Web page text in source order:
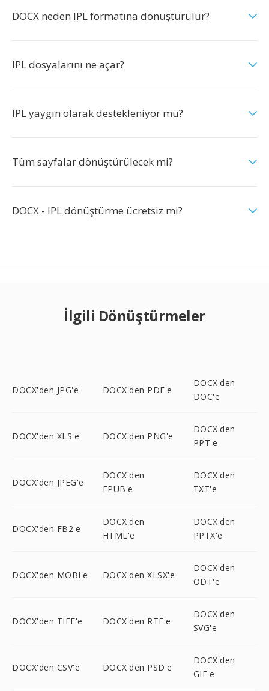
DOCX neden IPL formatına dönüştürülür?
IPL dosyalarını ne açar?
IPL yaygın olarak destekleniyor mu?
Tüm sayfalar dönüştürülecek mi?
DOCX - IPL dönüştürme ücretsiz mi?
İlgili Dönüştürmeler
DOCX'den JPG'e DOCX'den PDF'e
DOCX'den
DOC'e
DOCX'den XLS'e DOCX'den PNG'e
DOCX'den
PPT'e
DOCX'den JPEG'e
DOCX'den
EPUB'e
DOCX'den
TXT'e
DOCX'den FB2'e
DOCX'den
HTML'e
DOCX'den
PPTX'e
DOCX'den MOBI'e DOCX'den XLSX'e
DOCX'den
ODT'e
DOCX'den TIFF'e DOCX'den RTF'e
DOCX'den
SVG'e
DOCX'den CSV'e DOCX'den PSD'e
DOCX'den
GIF'e